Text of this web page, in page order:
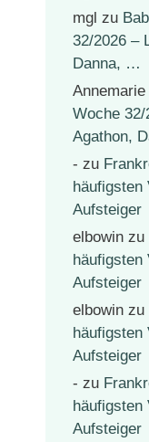
mgl zu
32/2026 –
Danna, …
Annemarie
Woche 32/
Agathon,
- zu
häufigsten
Aufsteiger
elbowin zu
häufigsten
Aufsteiger
elbowin zu
häufigsten
Aufsteiger
- zu
häufigsten
Aufsteiger